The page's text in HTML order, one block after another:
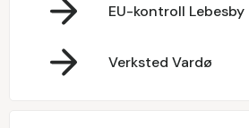
EU-kontroll Lebesby
Verksted Vardø